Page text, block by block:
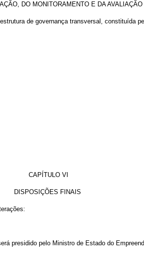
DO MONITORAMENTO E DA AVALIAÇÃO
de governança transversal, constituída
CAPÍTULO VI
DISPOSIÇÕES FINAIS
presidido pelo Ministro de Estado do